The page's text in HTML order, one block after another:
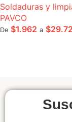
Soldaduras y
PAVCO
De $1.962 a $